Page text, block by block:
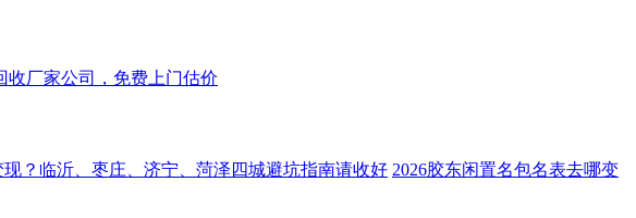
收厂家公司，免费上门估价
？临沂、枣庄、济宁、菏泽四城避坑指南请收好 2026胶东闲置名包名表去哪变